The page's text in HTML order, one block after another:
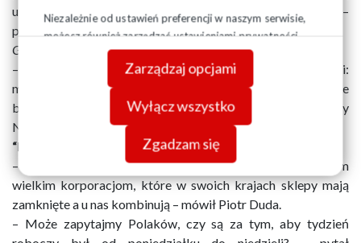
Niezależnie od ustawień preferencji w naszym serwisie,
możesz również zarządzać ustawieniami prywatności
swojej przeglądarki. Więcej informacji o przetwarzaniu
danych znajdziesz wPolityce prywatności.
Zarządzaj opcjami
Wyłącz wszystko
Zgadzam się
usiąść i prowadzić dialog z nami na komisji sejmowej –
podkreślił Piotr Duda.
Gdzie jest największa blokada?– dopytywał prowadzący.
– Blokada jest polityczna. (…) Prezes Kaczyński mówi:
musicie jeszcze trochę poczekać. Nie, my czekać już nie
będziemy. Czekamy ponad 7 lat – zaznaczył przewodniczący
NSZZ “Solidarność”.
“Dziwię się tym pseudo-przedsiębiorcom”
– Dziwię się tym pseudo-przedsiębiorcom, szczególnie tym
wielkim korporacjom, które w swoich krajach sklepy mają
zamknięte a u nas kombinują – mówił Piotr Duda.
– Może zapytajmy Polaków, czy są za tym, aby tydzień